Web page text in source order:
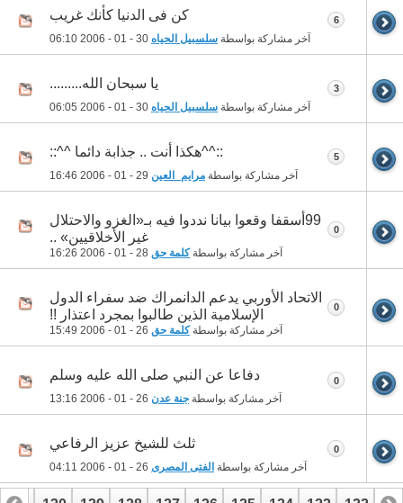
كن فى الدنيا كأنك غريب
آخر مشاركة بواسطة سلسبيل الحياه 06:10
6
يا سبحان الله.........
آخر مشاركة بواسطة سلسبيل الحياه 06:05
3
::^^هكذا أنت .. جذابة دائما ^^::
آخر مشاركة بواسطة مرايم_العين 16:46
5
99أسقفا وقعوا بيانا نددوا فيه بـ«الغزو والاحتلال
غير الأخلاقيين» ..
آخر مشاركة بواسطةكلمة حق 16:26
0
الاتحاد الأوربي يدعم الدانمراك ضد سفراء الدول
الإسلامية الذين طالبوا بمجرد اعتذار !!
آخر مشاركة بواسطةكلمة حق 15:49
0
دفاعا عن النبي صلى الله عليه وسلم
آخر مشاركة بواسطة جنة عدن 13:16
0
ثلث للشيخ عزيز الرفاعي
آخر مشاركة بواسطة الفتى المصرى 04:11
0